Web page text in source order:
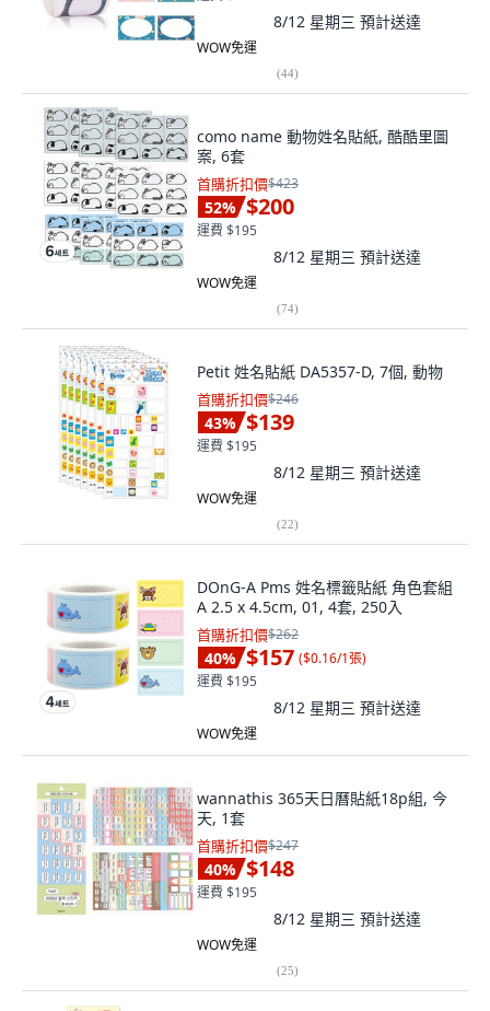
8/12 星期三 預計送達
WOW免運
(44)
como name 動物姓名貼紙, 酷酷里圖
案, 6套
首購折扣價$423
52% $200
運費 $195
8/12 星期三 預計送達
WOW免運
(74)
Petit 姓名貼紙 DA5357-D, 7個, 動物
首購折扣價$246
43% $139
運費 $195
8/12 星期三 預計送達
WOW免運
(22)
DOnG-A Pms 姓名標籤貼紙 角色套組
A 2.5 x 4.5cm, 01, 4套, 250入
首購折扣價$262
40% $157 ($0.16/1張)
運費 $195
8/12 星期三 預計送達
WOW免運
wannathis 365天日曆貼紙18p組, 今
天, 1套
首購折扣價$247
40% $148
運費 $195
8/12 星期三 預計送達
WOW免運
(25)